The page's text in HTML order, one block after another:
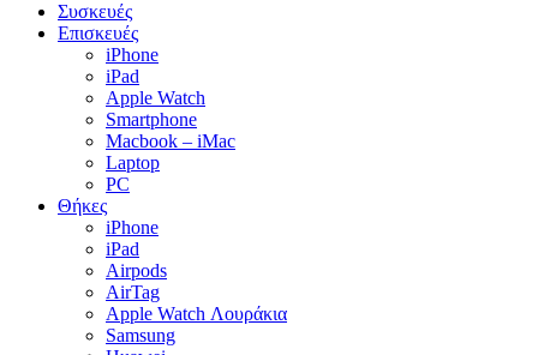
Συσκευές
Επισκευές
iPhone
iPad
Apple Watch
Smartphone
Macbook – iMac
Laptop
PC
Θήκες
iPhone
iPad
Airpods
AirTag
Apple Watch Λουράκια
Samsung